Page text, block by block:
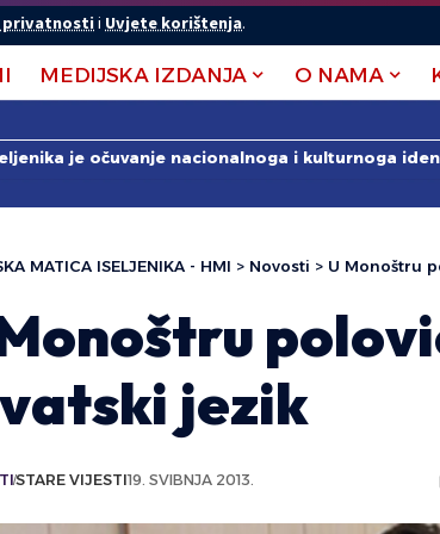
privatnostii Uvjete korištenja.
MEDIJSKA IZDANJA O NAMA
je očuvanje nacionalnoga i kulturnoga
MATICA ISELJENIKA - HMI > Novosti > U Monoštru
jezik
STARE VIJESTI19. SVIBNJA 2013.